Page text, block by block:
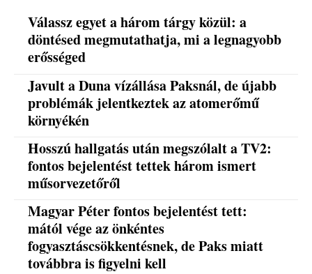
Válassz egyet a három tárgy közül: a
döntésed megmutathatja, mi a legnagyobb
erősséged
Javult a Duna vízállása Paksnál, de újabb
problémák jelentkeztek az atomerőmű
környékén
Hosszú hallgatás után megszólalt a TV2:
fontos bejelentést tettek három ismert
műsorvezetőről
Magyar Péter fontos bejelentést tett:
mától vége az önkéntes
fogyasztáscsökkentésnek, de Paks miatt
továbbra is figyelni kell